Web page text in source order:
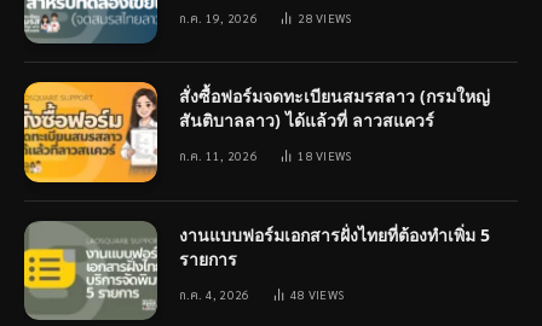
ก.ค. 19, 2026 28VIEWS
สั่งซื้อฟอร์มจดทะเบียนสมรสลาว (กรมใหญ่
สันติบาลลาว) ได้แล้วที่ ลาวสแควร์
ก.ค. 11, 2026 18VIEWS
งานแบบฟอร์มเอกสารฝั่งไทยที่ต้องทำเพิ่ม 5
รายการ
ก.ค. 4, 2026 48 VIEWS